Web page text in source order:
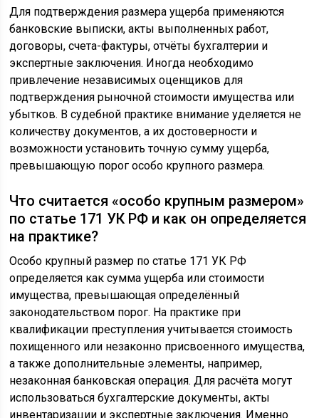
Для подтверждения размера ущерба применяются
банковские выписки, акты выполненных работ,
договоры, счета-фактуры, отчёты бухгалтерии и
экспертные заключения. Иногда необходимо
привлечение независимых оценщиков для
подтверждения рыночной стоимости имущества или
убытков. В судебной практике внимание уделяется не
количеству документов, а их достоверности и
возможности установить точную сумму ущерба,
превышающую порог особо крупного размера.
Что считается «особо крупным размером»
по статье 171 УК РФ и как он определяется
на практике?
Особо крупный размер по статье 171 УК РФ
определяется как сумма ущерба или стоимости
имущества, превышающая определённый
законодательством порог. На практике при
квалификации преступления учитывается стоимость
похищенного или незаконно присвоенного имущества,
а также дополнительные элементы, например,
незаконная банковская операция. Для расчёта могут
использоваться бухгалтерские документы, акты
инвентаризации и экспертные заключения. Именно